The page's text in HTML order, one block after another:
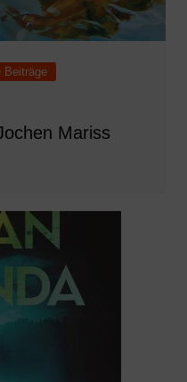
Beiträge
Mariss